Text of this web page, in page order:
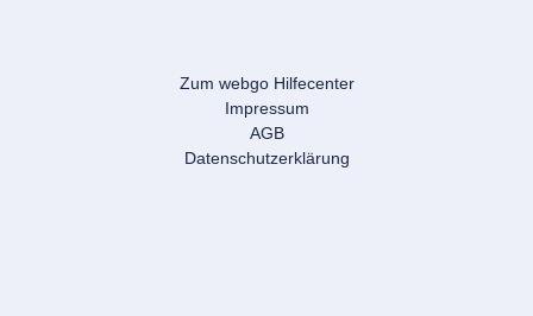
Zum webgo Hilfecenter
Impressum
AGB
Datenschutzerklärung